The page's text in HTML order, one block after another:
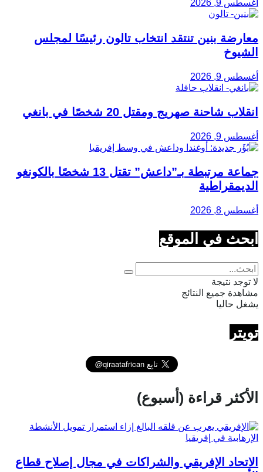
أغسطس 9, 2026
معارضة بنين تنتقد انتخاب تالون رئيسًا لمجلس
الشيوخ
أغسطس 9, 2026
انقلاب شاحنة صهريج ومقتل 20 شخصًا في بانغي
أغسطس 9, 2026
جماعة مرتبطة بـ”داعش” تقتل 13 شخصًا بالكونغو
الديمقراطية
أغسطس 8, 2026
ابحث في الموقع
لا توجد نتيجة
مشاهدة جميع النتائج
يشغل حاليا
تويتر
الأكثر قراءة (أسبوع)
الاتحاد الإفريقي والشراكات في مجال إصلاح قطاع